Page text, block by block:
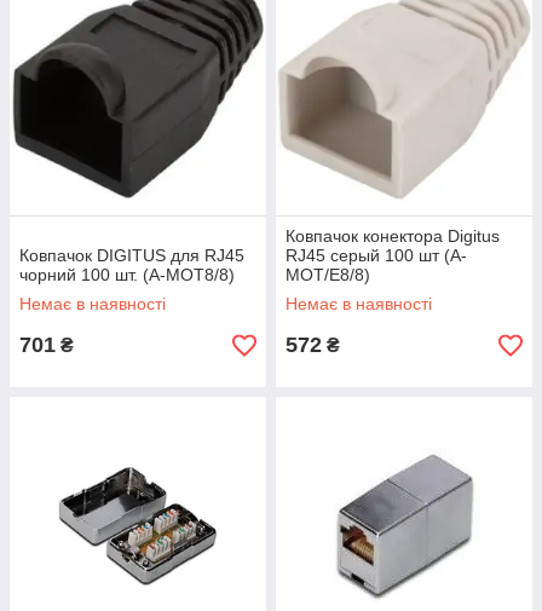
Ковпачок DIGITUS для RJ45
чорний 100 шт. (A-MOT8/8)
Немає в наявності
701 ₴
Ковпачок конектора Digitus
RJ45 серый 100 шт (A-
MOT/E8/8)
Немає в наявності
572 ₴